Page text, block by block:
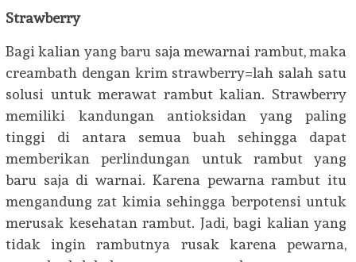
Strawberry
Bagi kalian yang baru saja mewarnai rambut, maka
creambath dengan krim strawberry=lah salah satu
solusi untuk merawat rambut kalian. Strawberry
memiliki kandungan antioksidan yang paling
tinggi di antara semua buah sehingga dapat
memberikan perlindungan untuk rambut yang
baru saja di warnai. Karena pewarna rambut itu
mengandung zat kimia sehingga berpotensi untuk
merusak kesehatan rambut. Jadi, bagi kalian yang
tidak ingin rambutnya rusak karena pewarna,